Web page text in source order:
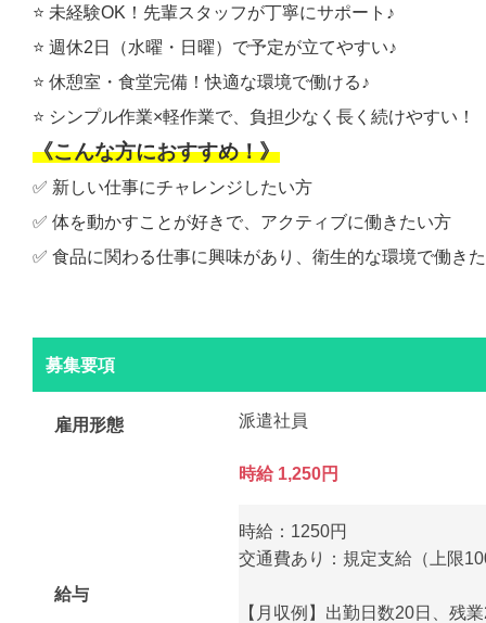
⭐️ 未経験OK！先輩スタッフが丁寧にサポート♪
⭐️ 週休2日（水曜・日曜）で予定が立てやすい♪
⭐️ 休憩室・食堂完備！快適な環境で働ける♪
⭐️ シンプル作業×軽作業で、負担少なく長く続けやすい！
《こんな方におすすめ！》
✅ 新しい仕事にチャレンジしたい方
✅ 体を動かすことが好きで、アクティブに働きたい方
✅ 食品に関わる仕事に興味があり、衛生的な環境で働き
募集要項
雇用形態 派遣社員
給与
時給 1,250円
時給：1250円
交通費あり：規定支給（上限
【月収例】出勤日数20日、残